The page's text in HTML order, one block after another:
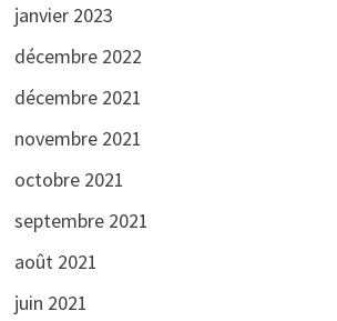
janvier 2023
décembre 2022
décembre 2021
novembre 2021
octobre 2021
septembre 2021
août 2021
juin 2021